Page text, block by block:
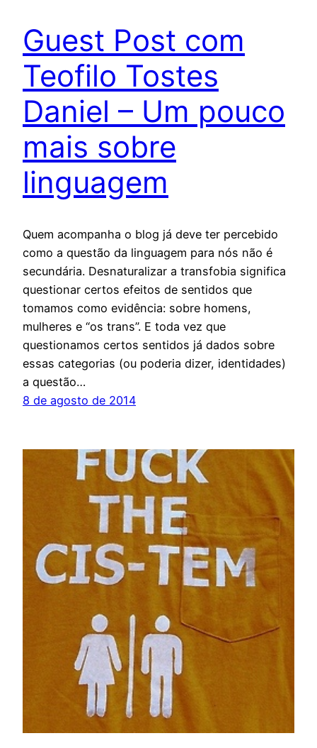
Guest Post com
Teofilo Tostes
Daniel – Um pouco
mais sobre
linguagem
Quem acompanha o blog já deve ter percebido
como a questão da linguagem para nós não é
secundária. Desnaturalizar a transfobia significa
questionar certos efeitos de sentidos que
tomamos como evidência: sobre homens,
mulheres e “os trans”. E toda vez que
questionamos certos sentidos já dados sobre
essas categorias (ou poderia dizer, identidades)
a questão…
8 de agosto de 2014